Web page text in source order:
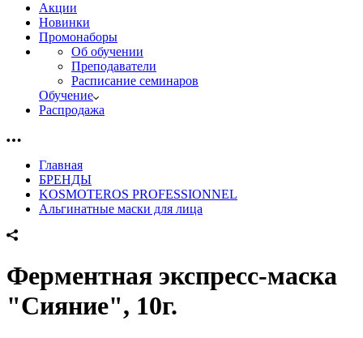
Акции
Новинки
Промонаборы
Об обучении
Преподаватели
Расписание семинаров
Обучение
Распродажа
Главная
БРЕНДЫ
KOSMOTEROS PROFESSIONNEL
Альгинатные маски для лица
Ферментная экспресс-маска
"Сияние", 10г.